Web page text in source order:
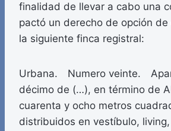
finalidad de llevar a cabo una
pactó un derecho de opción de
la siguiente finca registral:
Urbana. Numero veinte.
décimo de (…), en término de
cuarenta y ocho metros
distribuidos en vestíbulo,